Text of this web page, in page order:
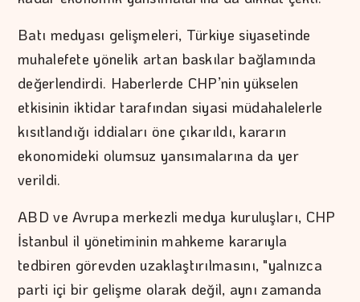
Batı medyası gelişmeleri, Türkiye siyasetinde
muhalefete yönelik artan baskılar bağlamında
değerlendirdi. Haberlerde CHP’nin yükselen
etkisinin iktidar tarafından siyasi müdahalelerle
kısıtlandığı iddiaları öne çıkarıldı, kararın
ekonomideki olumsuz yansımalarına da yer
verildi.
ABD ve Avrupa merkezli medya kuruluşları, CHP
İstanbul il yönetiminin mahkeme kararıyla
tedbiren görevden uzaklaştırılmasını, "yalnızca
parti içi bir gelişme olarak değil, aynı zamanda